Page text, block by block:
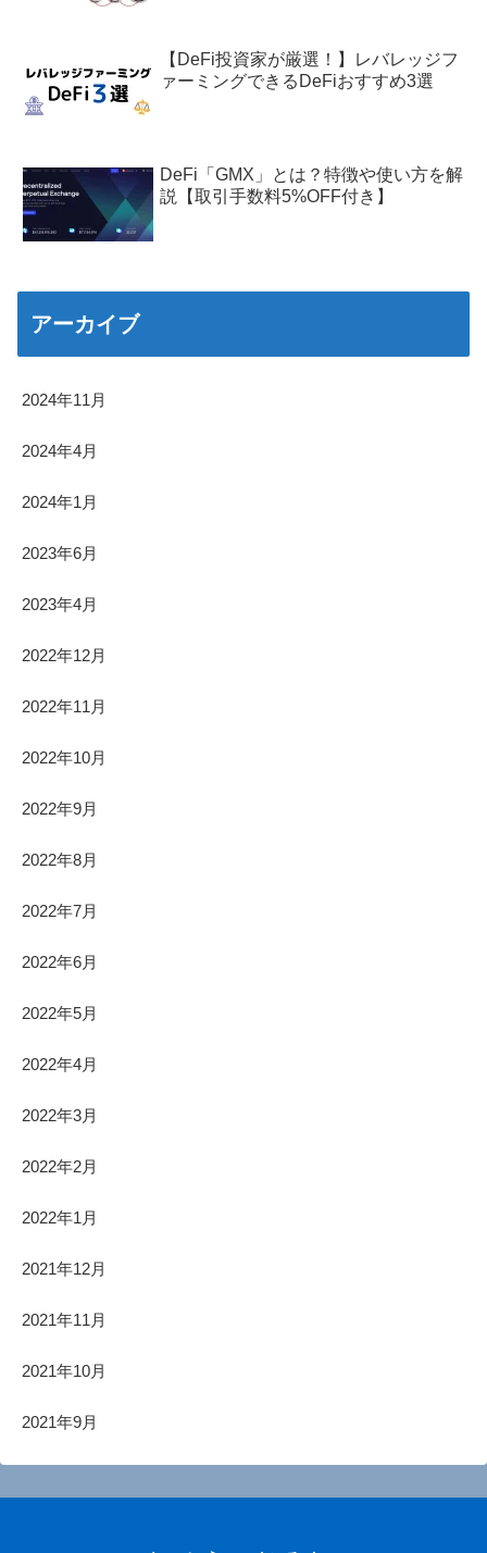
【DeFi投資家が厳選！】レバレッジフ
ァーミングできるDeFiおすすめ3選
DeFi「GMX」とは？特徴や使い方を解
説【取引手数料5%OFF付き】
アーカイブ
2024年11月
2024年4月
2024年1月
2023年6月
2023年4月
2022年12月
2022年11月
2022年10月
2022年9月
2022年8月
2022年7月
2022年6月
2022年5月
2022年4月
2022年3月
2022年2月
2022年1月
2021年12月
2021年11月
2021年10月
2021年9月